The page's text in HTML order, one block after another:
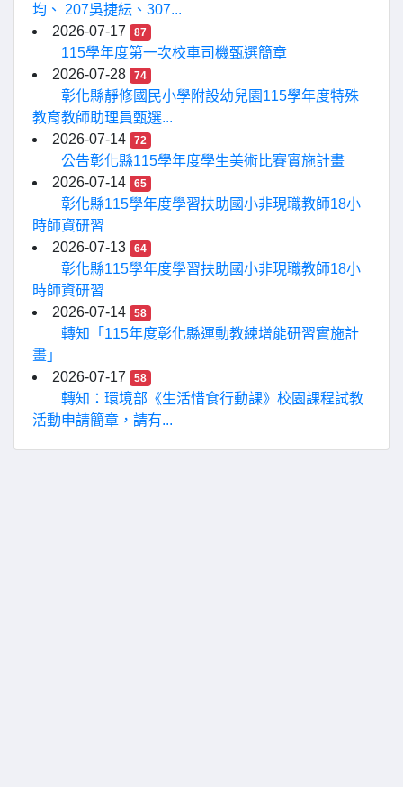
均、 207吳捷紜、307...
2026-07-17
87
115學年度第一次校車司機甄選簡章
2026-07-28
74
彰化縣靜修國民小學附設幼兒園115學年度特殊
教育教師助理員甄選...
2026-07-14
72
公告彰化縣115學年度學生美術比賽實施計畫
2026-07-14
65
彰化縣115學年度學習扶助國小非現職教師18小
時師資研習
2026-07-13
64
彰化縣115學年度學習扶助國小非現職教師18小
時師資研習
2026-07-14
58
轉知「115年度彰化縣運動教練增能研習實施計
畫」
2026-07-17
58
轉知：環境部《生活惜食行動課》校園課程試教
活動申請簡章，請有...